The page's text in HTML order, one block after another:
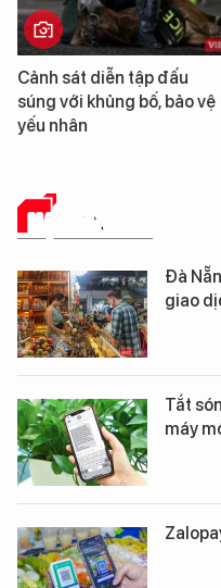
Cảnh sát diễn tập đấu
súng với khủng bố, bảo vệ
yếu nhân
HẠ TẦNG SỐ
Đà
giao
Tắt
máy